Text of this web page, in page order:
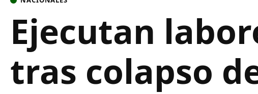
Ejecutan
tras colapso